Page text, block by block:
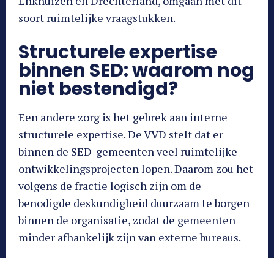
soort ruimtelijke vraagstukken.
Structurele expertise
binnen SED: waarom nog
niet bestendigd?
Een andere zorg is het gebrek aan interne
structurele expertise. De VVD stelt dat er
binnen de SED-gemeenten veel ruimtelijke
ontwikkelingsprojecten lopen. Daarom zou het
volgens de fractie logisch zijn om de
benodigde deskundigheid duurzaam te borgen
binnen de organisatie, zodat de gemeenten
minder afhankelijk zijn van externe bureaus.